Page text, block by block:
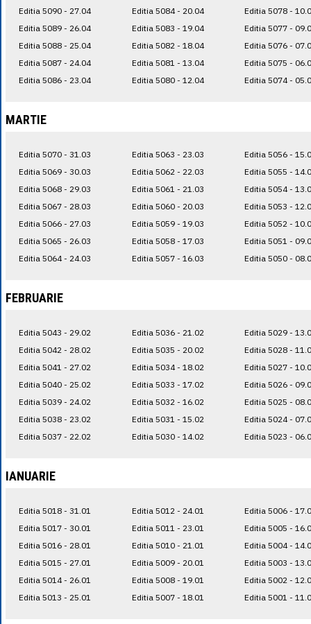
Editia 5090 - 27.04
Editia 5089 - 26.04
Editia 5088 - 25.04
Editia 5087 - 24.04
Editia 5086 - 23.04
Editia 5084 - 20.04
Editia 5083 - 19.04
Editia 5082 - 18.04
Editia 5081 - 13.04
Editia 5080 - 12.04
Editia 5078 -
Editia 5077 -
Editia 5076 -
Editia 5075 -
Editia 5074 -
MARTIE
Editia 5070 - 31.03
Editia 5069 - 30.03
Editia 5068 - 29.03
Editia 5067 - 28.03
Editia 5066 - 27.03
Editia 5065 - 26.03
Editia 5064 - 24.03
Editia 5063 - 23.03
Editia 5062 - 22.03
Editia 5061 - 21.03
Editia 5060 - 20.03
Editia 5059 - 19.03
Editia 5058 - 17.03
Editia 5057 - 16.03
Editia 5056 -
Editia 5055 -
Editia 5054 -
Editia 5053 -
Editia 5052 -
Editia 5051 -
Editia 5050 -
FEBRUARIE
Editia 5043 - 29.02
Editia 5042 - 28.02
Editia 5041 - 27.02
Editia 5040 - 25.02
Editia 5039 - 24.02
Editia 5038 - 23.02
Editia 5037 - 22.02
Editia 5036 - 21.02
Editia 5035 - 20.02
Editia 5034 - 18.02
Editia 5033 - 17.02
Editia 5032 - 16.02
Editia 5031 - 15.02
Editia 5030 - 14.02
Editia 5029 -
Editia 5028 -
Editia 5027 -
Editia 5026 -
Editia 5025 -
Editia 5024 -
Editia 5023 -
IANUARIE
Editia 5018 - 31.01
Editia 5017 - 30.01
Editia 5016 - 28.01
Editia 5015 - 27.01
Editia 5014 - 26.01
Editia 5013 - 25.01
Editia 5012 - 24.01
Editia 5011 - 23.01
Editia 5010 - 21.01
Editia 5009 - 20.01
Editia 5008 - 19.01
Editia 5007 - 18.01
Editia 5006 -
Editia 5005 -
Editia 5004 -
Editia 5003 -
Editia 5002 -
Editia 5001 -